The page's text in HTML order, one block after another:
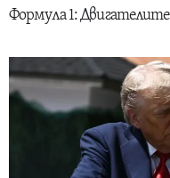
Формула 1: